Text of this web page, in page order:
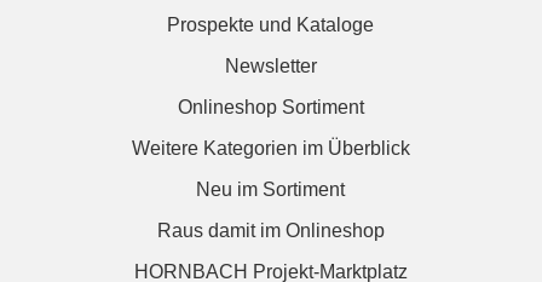
Prospekte und Kataloge
Newsletter
Onlineshop Sortiment
Weitere Kategorien im Überblick
Neu im Sortiment
Raus damit im Onlineshop
HORNBACH Projekt-Marktplatz